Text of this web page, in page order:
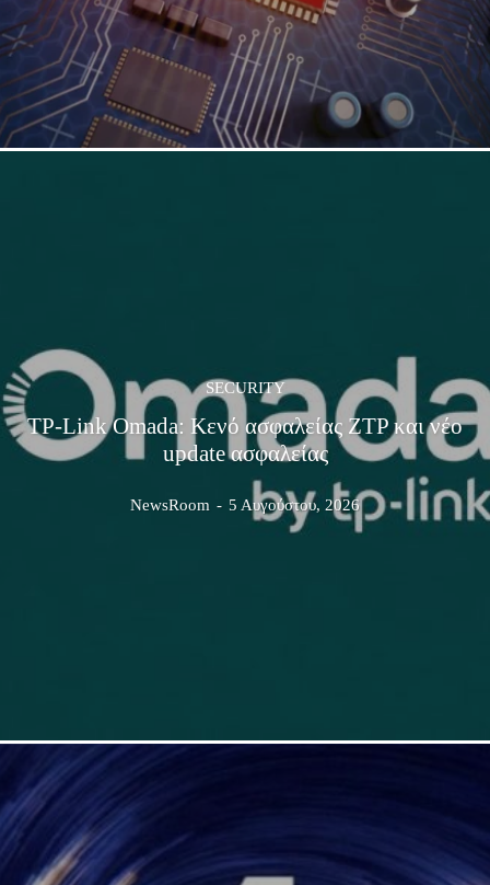
SECURITY
TP-Link Omada: Κενό ασφαλείας ZTP και νέο
update ασφαλείας
NewsRoom - 5 Αυγούστου, 2026